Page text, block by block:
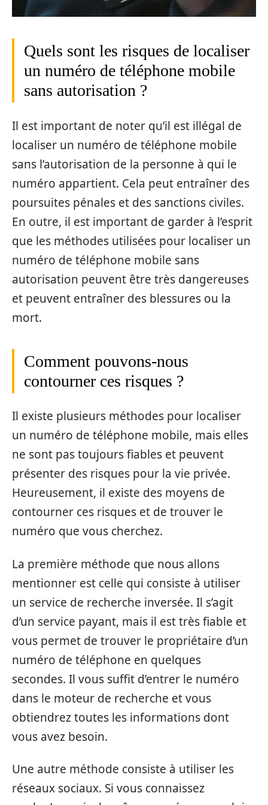
Quels sont les risques de localiser
un numéro de téléphone mobile
sans autorisation ?
Il est important de noter qu’il est illégal de
localiser un numéro de téléphone mobile
sans l’autorisation de la personne à qui le
numéro appartient. Cela peut entraîner des
poursuites pénales et des sanctions civiles.
En outre, il est important de garder à l’esprit
que les méthodes utilisées pour localiser un
numéro de téléphone mobile sans
autorisation peuvent être très dangereuses
et peuvent entraîner des blessures ou la
mort.
Comment pouvons-nous
contourner ces risques ?
Il existe plusieurs méthodes pour localiser
un numéro de téléphone mobile, mais elles
ne sont pas toujours fiables et peuvent
présenter des risques pour la vie privée.
Heureusement, il existe des moyens de
contourner ces risques et de trouver le
numéro que vous cherchez.
La première méthode que nous allons
mentionner est celle qui consiste à utiliser
un service de recherche inversée. Il s’agit
d’un service payant, mais il est très fiable et
vous permet de trouver le propriétaire d’un
numéro de téléphone en quelques
secondes. Il vous suffit d’entrer le numéro
dans le moteur de recherche et vous
obtiendrez toutes les informations dont
vous avez besoin.
Une autre méthode consiste à utiliser les
réseaux sociaux. Si vous connaissez